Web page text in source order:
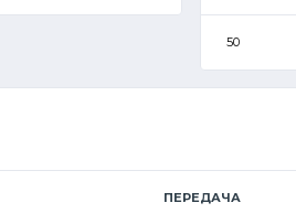
50
ПЕРЕДАЧА